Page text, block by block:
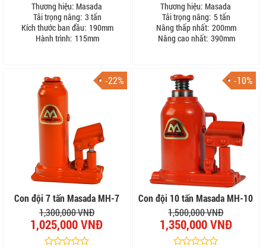
Thương hiệu: Masada
Tải trọng nâng: 3 tấn
Kích thước ban đầu: 190mm
Hành trình: 115mm
Thương hiệu: Masada
Tải trọng nâng: 5 tấn
Nâng thấp nhất: 200mm
Nâng cao nhất: 390mm
-22%
Con đội 7 tấn Masada MH-7
1,300,000 VNĐ
1,025,000 VNĐ
-10%
Con đội 10 tấn Masada MH-10
1,500,000 VNĐ
1,350,000 VNĐ